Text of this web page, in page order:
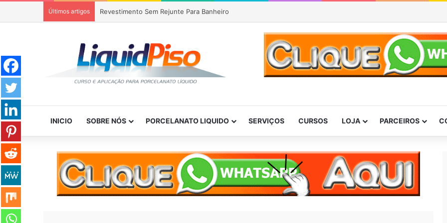
Últimos artigos Piso Epóxi em Banheiro Anália Franco SP
INICIO SOBRE NÓS PORCELANATO LIQUIDO SERVIÇOS CURSOS LOJA PARCEIROS